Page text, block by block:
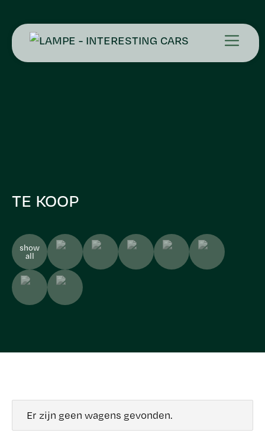
TE KOOP
show
all
Er zijn geen wagens gevonden.